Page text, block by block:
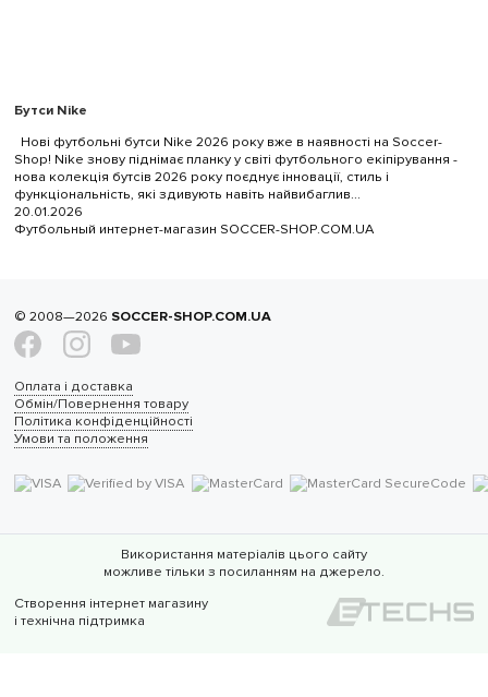
Бутси Nike
Нові футбольні бутси Nike 2026 року вже в наявності на Soccer-
Shop! Nike знову піднімає планку у світі футбольного екіпірування -
нова колекція бутсів 2026 року поєднує інновації, стиль і
функціональність, які здивують навіть найвибаглив...
20.01.2026
Футбольный интернет-магазин SOCCER-SHOP.COM.UA
© 2008—2026 SOCCER-SHOP.COM.UA
Оплата і доставка
Обмін/Повернення товару
Політика конфіденційності
Умови та положення
Використання матеріалів цього сайту
можливе тільки з посиланням на джерело.
Створення інтернет магазину
і технічна підтримка